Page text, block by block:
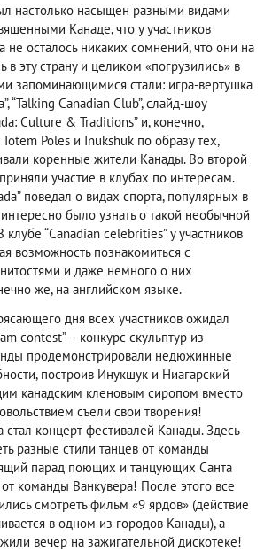
настолько насыщен разными видами
Канаде, что у участников
не осталось никаких сомнений, что они на
в эту страну и целиком «погрузились» в
запоминающимися стали: игра-вертушка
“Talking Canadian Club”, слайд-шоу
Culture & Traditions” и, конечно,
Poles и Inukshuk по образу тех,
коренные жители Канады. Во второй
участие в клубах по интересам.
поведал о видах спорта, популярных в
было узнать о такой необычной
клубе “Canadian celebrities” у участников
возможность познакомиться с
и даже немного о них
же, на английском языке.
дня всех участников ожидал
contest” – конкурс скульптур из
продемонстрировали недюжинные
построив Инукшук и Ниагарский
канадским кленовым сиропом вместо
съели свои творения!
концерт фестивалей Канады. Здесь
разные стили танцев от команды
парад поющих и танцующих Санта
команды Ванкувера! После этого все
смотреть фильм «9 ярдов» (действие
в одном из городов Канады), а
вечер на зажигательной дискотеке!